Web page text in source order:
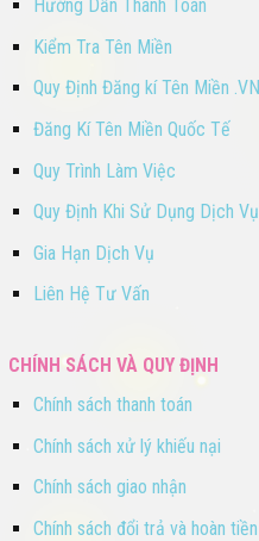
Hướng Dẫn Thanh Toán
Kiểm Tra Tên Miền
Quy Định Đăng kí Tên Miền .VN
Đăng Kí Tên Miền Quốc Tế
Quy Trình Làm Việc
Quy Định Khi Sử Dụng Dịch Vụ
Gia Hạn Dịch Vụ
Liên Hệ Tư Vấn
CHÍNH SÁCH VÀ QUY ĐỊNH
Chính sách thanh toán
Chính sách xử lý khiếu nại
Chính sách giao nhận
Chính sách đổi trả và hoàn tiền